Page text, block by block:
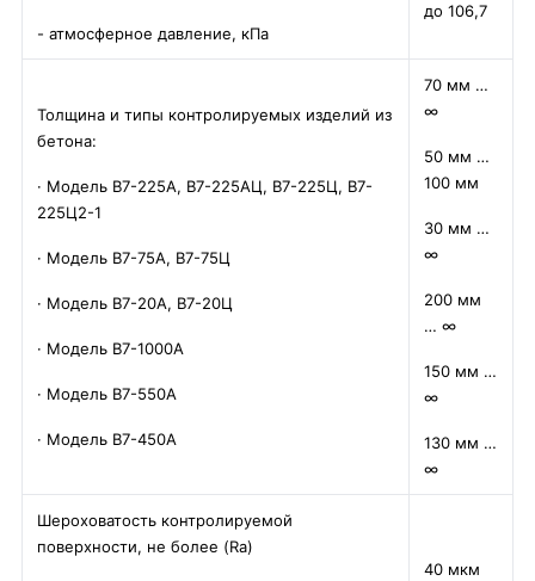
- атмосферное давление, кПа
до 106,7
Толщина и типы контролируемых изделий из
бетона:
· Модель В7-225А, В7-225АЦ, В7-225Ц, В7-
225Ц2-1
· Модель В7-75А, В7-75Ц
· Модель В7-20А, В7-20Ц
· Модель В7-1000А
· Модель В7-550А
· Модель В7-450А
70 мм …
∞
50 мм …
100 мм
30 мм …
∞
200 мм
… ∞
150 мм …
∞
130 мм …
∞
Шероховатость контролируемой
поверхности, не более (Ra)
40 мкм